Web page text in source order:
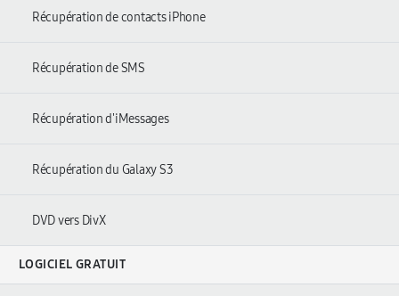
Récupération de contacts iPhone
Récupération de SMS
Récupération d'iMessages
Récupération du Galaxy S3
DVD vers DivX
LOGICIEL GRATUIT